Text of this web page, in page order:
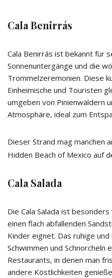
Cala Benirrás
Cala Benirrás ist bekannt für
Sonnenuntergänge und die
Trommelzeremonien. Diese
Einheimische und Touristen
umgeben von Pinienwäldern
Atmosphäre, ideal zum
Dieser Strand mag manchen
Hidden Beach of Mexico auf
Cala Salada
Die Cala Salada ist
einen flach abfallenden
Kinder eignet. Das ruhige
Schwimmen und Schnorcheln
Restaurants, in denen man
andere Köstlichkeiten